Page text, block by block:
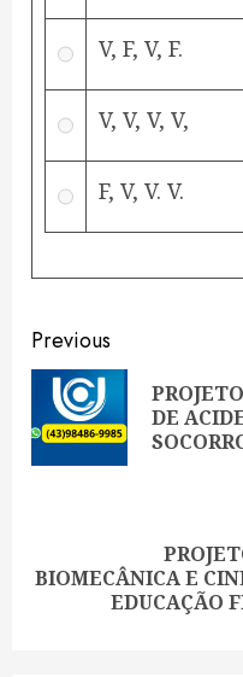
V, F, V, F.
V, V, V, V,
F, V, V. V.
Continue
Reading
Previous
DE
Next
BIOMECÂNICA E
EDUCAÇÃO